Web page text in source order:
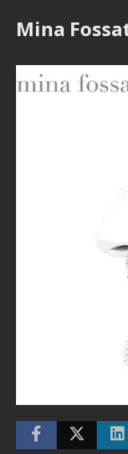
Mina